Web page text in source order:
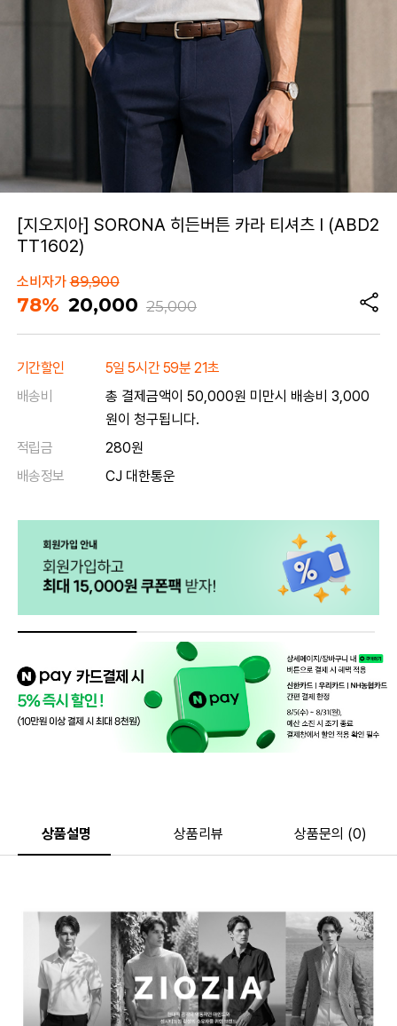
[지오지아] SORONA 히든버튼 카라 티셔츠 I (ABD2
TT1602)
소비자가89,900
78% 20,000 25,000
기간할인
5일 5시간 59분 21초
배송비
총 결제금액이 50,000원 미만시 배송비 3,000
원이 청구됩니다.
적립금
280원
배송정보
CJ 대한통운
상품설명 상품리뷰 상품문의 (0)